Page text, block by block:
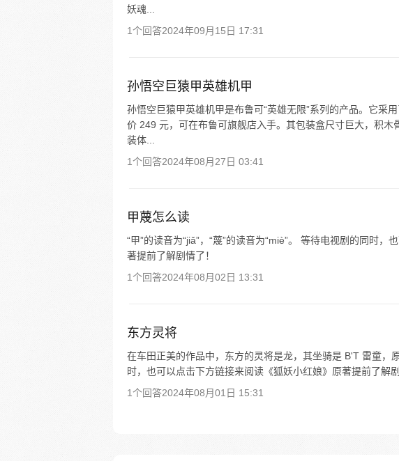
妖魂...
1个回答2024年09月15日 17:31
孙悟空巨猿甲英雄机甲
孙悟空巨猿甲英雄机甲是布鲁可“英雄无限”系列的产品。它采
价 249 元，可在布鲁可旗舰店入手。其包装盒尺寸巨大，积
装体...
1个回答2024年08月27日 03:41
甲蔑怎么读
“甲”的读音为“jiǎ”，“蔑”的读音为“miè”。 等待电视剧的同时
著提前了解剧情了！
1个回答2024年08月02日 13:31
东方灵将
在车田正美的作品中，东方的灵将是龙，其坐骑是 B'T 雷童，
时，也可以点击下方链接来阅读《狐妖小红娘》原著提前了解剧
1个回答2024年08月01日 15:31